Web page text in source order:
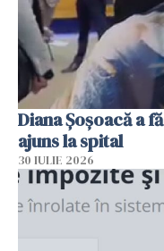
Diana Șoșoacă a
ajuns la spital
30 IULIE 2026